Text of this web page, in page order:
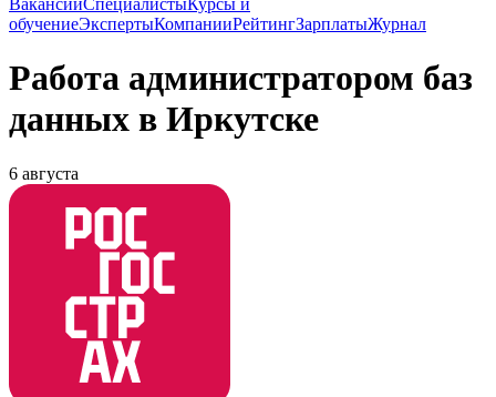
ВакансииСпециалистыКурсы и
обучениеЭкспертыКомпанииРейтингЗарплатыЖурнал
Работа администратором баз
данных в Иркутске
6 августа